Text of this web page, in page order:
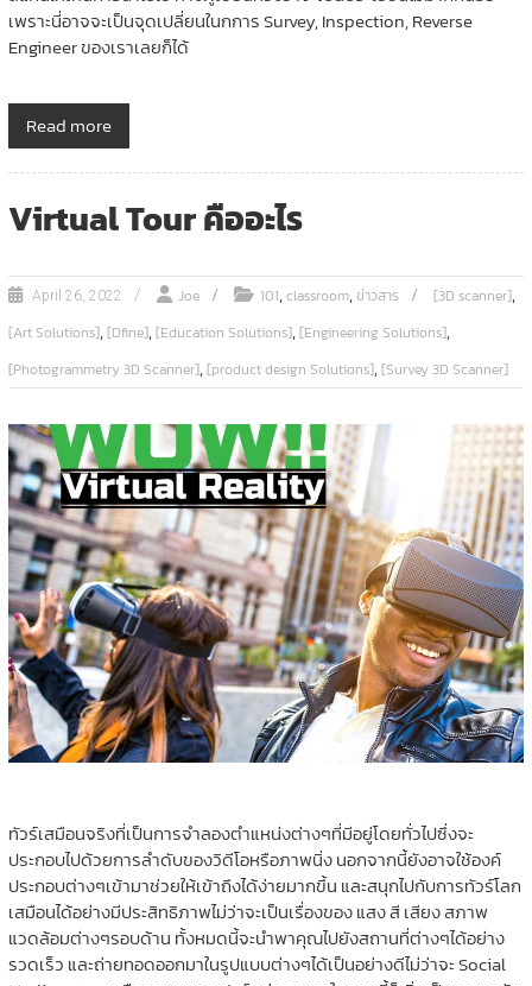
เพราะนี่อาจจะเป็นจุดเปลี่ยนในกการ Survey, Inspection, Reverse
Engineer ของเราเลยก็ได้
Read more
Virtual Tour คืออะไร
April 26, 2022 Joe 101,classroom,ข่าวสาร [3D scanner],
[Art Solutions],[Dfine],[Education Solutions],[Engineering Solutions],
[Photogrammetry 3D Scanner],[product design Solutions],[Survey 3D Scanner]
ทัวร์เสมือนจริงที่เป็นการจำลองตำแหน่งต่างๆที่มีอยู่โดยทั่วไปซึ่งจะ
ประกอบไปด้วยการลำดับของวิดีโอหรือภาพนิ่ง นอกจากนี้ยังอาจใช้องค์
ประกอบต่างๆเข้ามาช่วยให้เข้าถึงได้ง่ายมากขึ้น และสนุกไปกับการทัวร์โลก
เสมือนได้อย่างมีประสิทธิภาพไม่ว่าจะเป็นเรื่องของ แสง สี เสียง สภาพ
แวดล้อมต่างๆรอบด้าน ทั้งหมดนี้จะนำพาคุณไปยังสถานที่ต่างๆได้อย่าง
รวดเร็ว และถ่ายทอดออกมาในรูปแบบต่างๆได้เป็นอย่างดีไม่ว่าจะ Social